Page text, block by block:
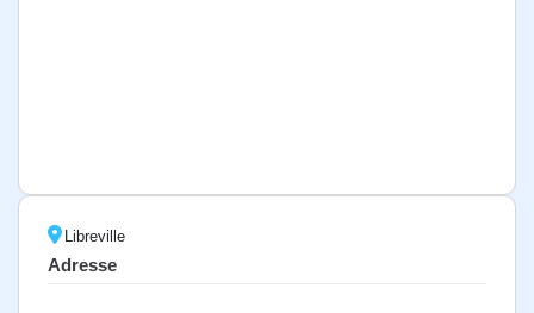
Libreville
Adresse